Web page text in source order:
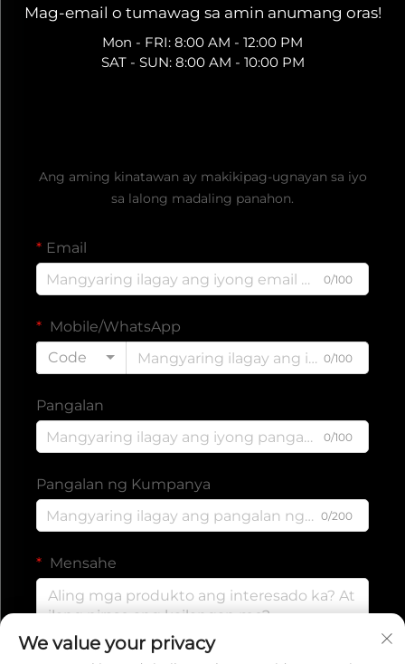
Mag-email o tumawag sa amin anumang oras!
Mon - FRI: 8:00 AM - 12:00 PM
SAT - SUN: 8:00 AM - 10:00 PM
Ang aming kinatawan ay makikipag-ugnayan sa iyo
sa lalong madaling panahon.
Email
0/100
Mobile/WhatsApp
Code
0/100
Pangalan
0/100
Pangalan ng Kumpanya
0/200
Mensahe
We value your privacy